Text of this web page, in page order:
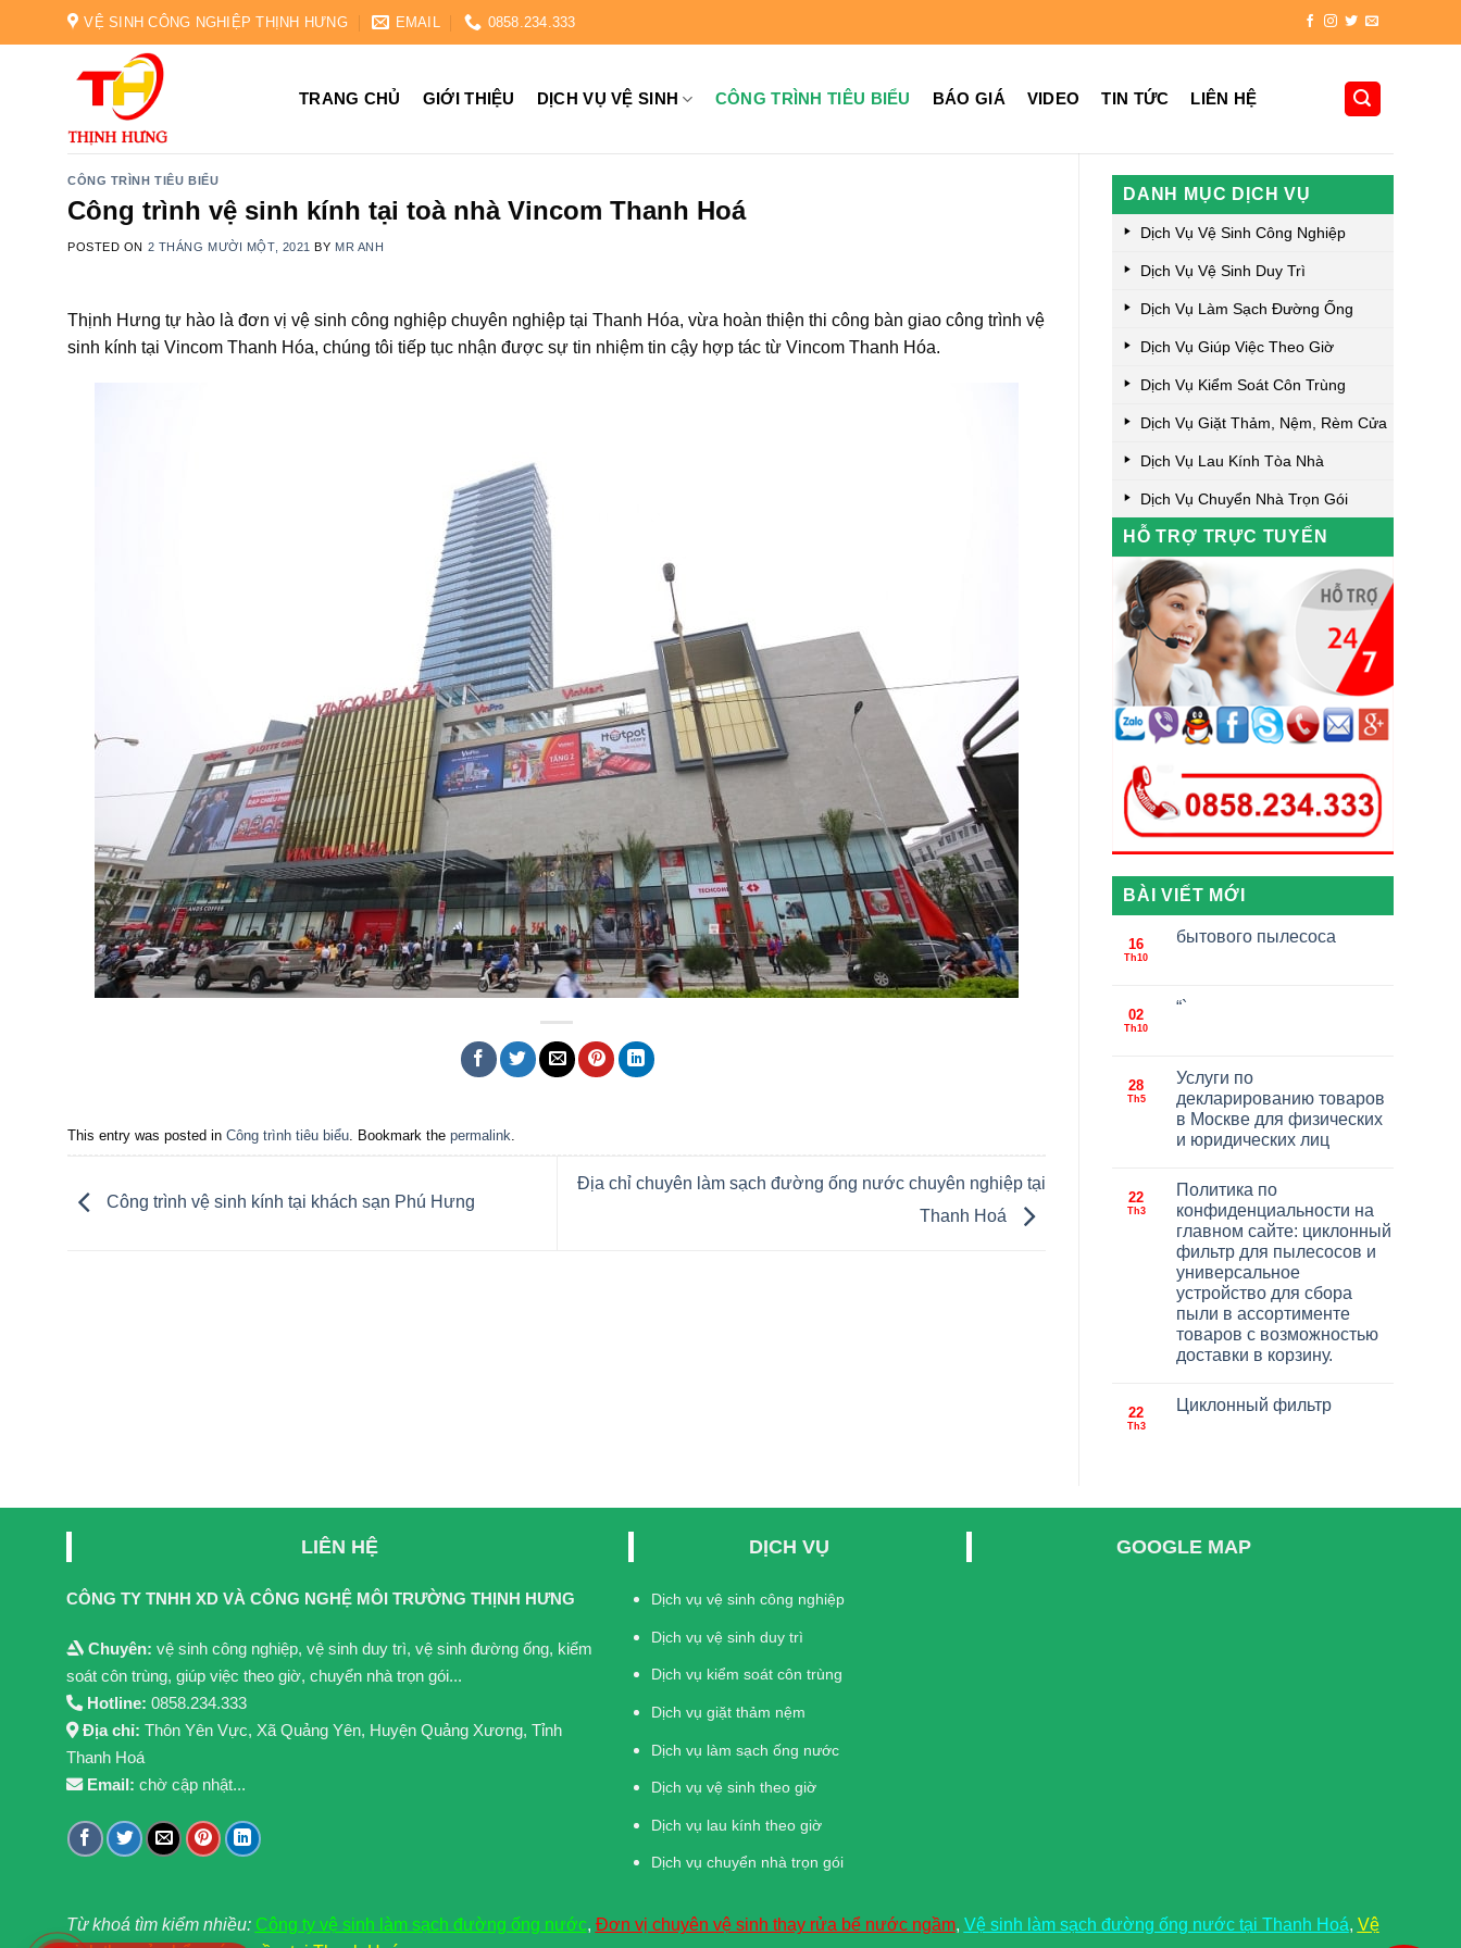
VỆ SINH CÔNG NGHIỆP THỊNH HƯNG EMAIL 0858.234.333
TRANG CHỦ GIỚI THIỆU DỊCH VỤ VỆ SINH CÔNG TRÌNH TIÊU BIỂU BÁO GIÁ VIDEO TIN TỨC LIÊN HỆ
CÔNG TRÌNH TIÊU BIỂU
Công trình vệ sinh kính tại toà nhà Vincom Thanh Hoá
POSTED ON 2 THÁNG MƯỜI MỘT, 2021 BY MR ANH
Thịnh Hưng tự hào là đơn vị vệ sinh công nghiệp chuyên nghiệp tại Thanh Hóa, vừa hoàn thiện thi công bàn giao công trình vệ
sinh kính tại Vincom Thanh Hóa, chúng tôi tiếp tục nhận được sự tin nhiệm tin cậy hợp tác từ Vincom Thanh Hóa.
This entry was posted in Công trình tiêu biểu . Bookmark the permalink
Công trình vệ sinh kính tại khách sạn Phú Hưng
Địa chỉ chuyên làm sạch đường ống nước chuyên nghiệp tại
Thanh Hoá
DANH MỤC DỊCH VỤ
Dịch Vụ Vệ Sinh Công Nghiệp
Dịch Vụ Vệ Sinh Duy Trì
Dịch Vụ Làm Sạch Đường Ống
Dịch Vụ Giúp Việc Theo Giờ
Dịch Vụ Kiểm Soát Côn Trùng
Dịch Vụ Giặt Thảm, Nệm, Rèm Cửa
Dịch Vụ Lau Kính Tòa Nhà
Dịch Vụ Chuyển Nhà Trọn Gói
HỖ TRỢ TRỰC TUYẾN
BÀI VIẾT MỚI
16
Th10
бытового пылесоса
02
Th10
“`
28
Th5
Услуги по
декларированию товаров
в Москве для физических
и юридических лиц
22
Th3
Политика по
конфиденциальности на
главном сайте: циклонный
фильтр для пылесосов и
универсальное
устройство для сбора
пыли в ассортименте
товаров с возможностью
доставки в корзину.
22
Th3
Циклонный фильтр
LIÊN HỆ
CÔNG TY TNHH XD VÀ CÔNG NGHỆ MÔI TRƯỜNG THỊNH HƯNG
Chuyên: vệ sinh công nghiệp, vệ sinh duy trì, vệ sinh đường ống, kiểm
soát côn trùng, giúp việc theo giờ, chuyển nhà trọn gói...
Hotline: 0858.234.333
Địa chỉ: Thôn Yên Vực, Xã Quảng Yên, Huyện Quảng Xương, Tỉnh
Thanh Hoá
Email: chờ cập nhật...
DỊCH VỤ
Dịch vụ vệ sinh công nghiệp
Dịch vụ vệ sinh duy trì
Dịch vụ kiểm soát côn trùng
Dịch vụ giặt thảm nệm
Dịch vụ làm sạch ống nước
Dịch vụ vệ sinh theo giờ
Dịch vụ lau kính theo giờ
Dịch vụ chuyển nhà trọn gói
GOOGLE MAP
Từ khoá tìm kiểm nhiều: Công ty vệ sinh làm sạch đường ống nước, Đơn vị chuyên vệ sinh thay rửa bể nước ngầm, Vệ sinh làm sạch đường ống nước tại Thanh Hoá, Vệ